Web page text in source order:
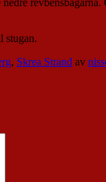
stugan.
, Skrea Strand av